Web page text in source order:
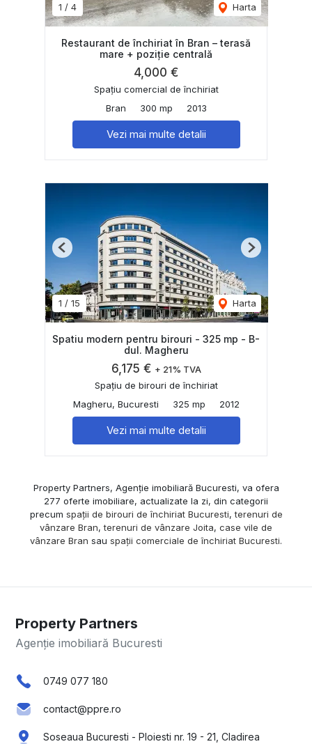
1 / 4 Harta
Restaurant de închiriat în Bran – terasă
mare + poziție centrală
4,000 €
Spațiu comercial de închiriat
Bran
300 mp 2013
Vezi mai multe detalii
1 / 15 Harta
Previous Next
Spatiu modern pentru birouri - 325 mp - B-
dul. Magheru
6,175 € + 21% TVA
Spațiu de birouri de închiriat
Magheru, Bucuresti
325 mp 2012
Vezi mai multe detalii
Property Partners, Agenție imobiliară Bucuresti, va ofera
277 oferte imobiliare, actualizate la zi, din categorii
precum spații de birouri de închiriat Bucuresti,terenuri de
vânzare Bran,terenuri de vânzare Joita, case vile de
vânzare Bran sau spații comerciale de închiriat Bucuresti.
Property Partners
Agenție imobiliară Bucuresti
0749 077 180
contact@ppre.ro
Soseaua Bucuresti - Ploiesti nr. 19 - 21, Cladirea